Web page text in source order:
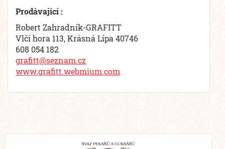
Prodávající :
Robert Zahradník-GRAFITT
Vlčí hora 113, Krásná Lípa 40746
608 054 182
grafitt@seznam.cz
www.grafitt.webmium.com